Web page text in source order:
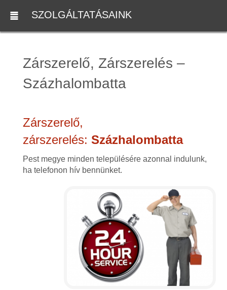
SZOLGÁLTATÁSAINK
Zárszerelő, Zárszerelés –
Százhalombatta
Zárszerelő,
zárszerelés: Százhalombatta
Pest megye minden településére azonnal indulunk,
ha telefonon hív bennünket.